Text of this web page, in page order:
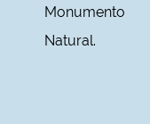
Monumento
Natural.